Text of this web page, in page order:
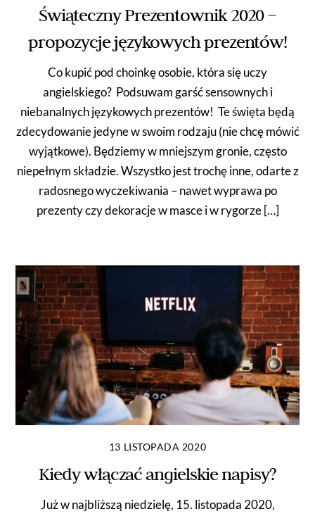
Świąteczny Prezentownik 2020 –
propozycje językowych prezentów!
Co kupić pod choinkę osobie, która się uczy
angielskiego? Podsuwam garść sensownych i
niebanalnych językowych prezentów! Te święta będą
zdecydowanie jedyne w swoim rodzaju (nie chcę mówić
wyjątkowe). Będziemy w mniejszym gronie, często
niepełnym składzie. Wszystko jest trochę inne, odarte z
radosnego wyczekiwania – nawet wyprawa po
prezenty czy dekoracje w masce i w rygorze […]
13 LISTOPADA 2020
Kiedy włączać angielskie napisy?
Już w najbliższą niedzielę, 15. listopada 2020,